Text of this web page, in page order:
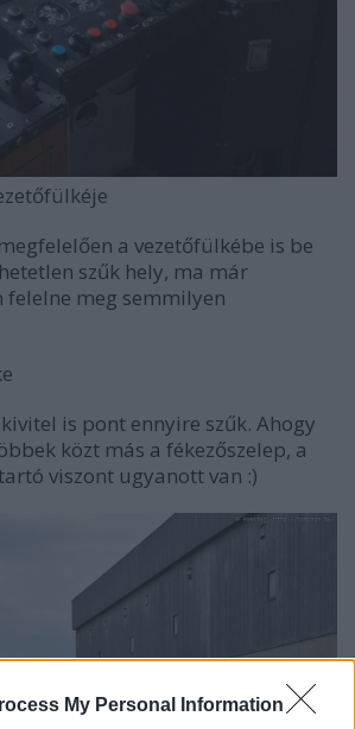
My Personal Information
megfelelően a vezetőfülkébe is be
szűk hely, ma már
felelne meg semmilyen
is pont ennyire szűk. Ahogy
közt más a fékezőszelep, a
viszont ugyanott van :)